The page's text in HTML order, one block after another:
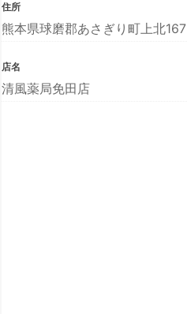
住所
熊本県球磨郡あさぎり町上北167
店名
清風薬局免田店